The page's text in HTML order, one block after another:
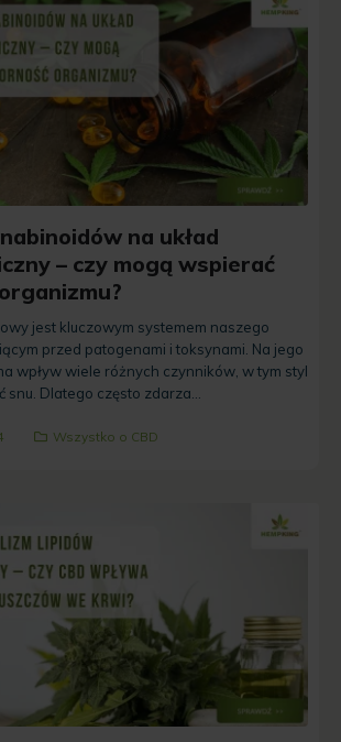
na układ
– czy mogą wspierać
jest kluczowym systemem naszego
przed patogenami i toksynami. Na jego
wpływ wiele różnych czynników, w tym styl
snu. Dlatego często zdarza...
Wszystko o CBD